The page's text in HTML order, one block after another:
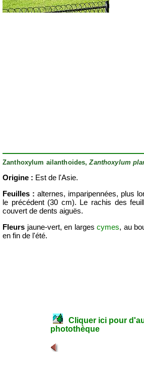
Zanthoxylum ailanthoides,Zanthoxylum
Origine : Est de l'Asie.
Feuilles : alternes, imparipennées, plus
le précédent (30 cm). Le rachis des
couvert de dents aiguës.
Fleurs jaune-vert, en larges cymes, au
en fin de l'été.
Cliquer ici pour
photothèque